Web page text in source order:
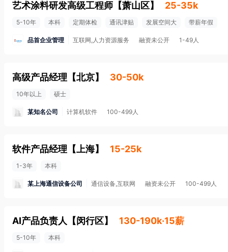
艺术涂料研发高级工程师 【萧山区】 25-35k
5-10年 本科 定期体检 通讯津贴 发展空间大 带薪年假
品首企业管理 互联网,人力资源服务 融资未公开 1-49人
高级产品经理 【北京】 30-50k
10年以上 硕士
某知名公司 计算机软件 100-499人
软件产品经理 【 上海】 15-25k
1-3年 本科
某上海通信设备公司 通信设备,互联网 融资未公开 100-499人
AI产品负责人 【闵行区】 130-190k·15薪
5-10年 本科